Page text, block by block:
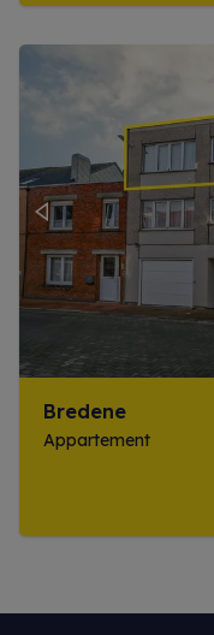
Previous
Bredene
Appartement